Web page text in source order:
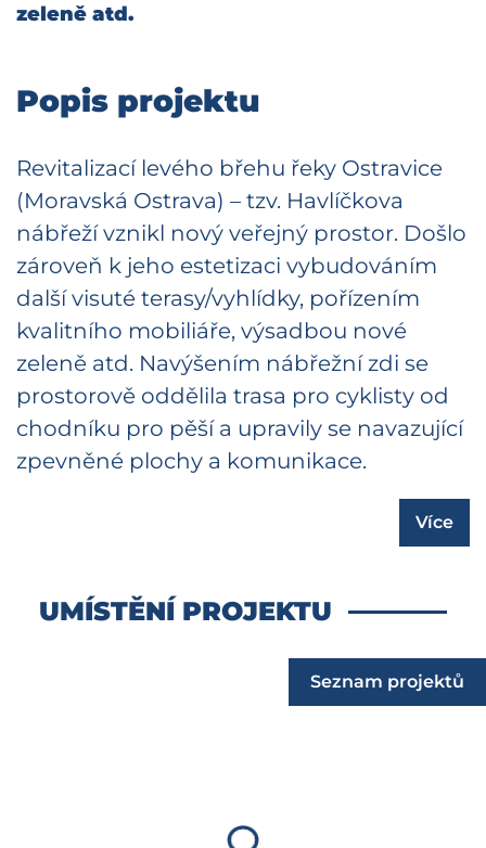
zeleně atd.
Popis projektu
Revitalizací levého břehu řeky Ostravice
(Moravská Ostrava) – tzv. Havlíčkova
nábřeží vznikl nový veřejný prostor. Došlo
zároveň k jeho estetizaci vybudováním
další visuté terasy/vyhlídky, pořízením
kvalitního mobiliáře, výsadbou nové
zeleně atd. Navýšením nábřežní zdi se
prostorově oddělila trasa pro cyklisty od
chodníku pro pěší a upravily se navazující
zpevněné plochy a komunikace.
Více
UMÍSTĚNÍ PROJEKTU
Seznam projektů